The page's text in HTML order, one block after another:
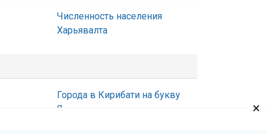
Численность населения
Харьявалта
Города в Кирибати на букву
Я
×